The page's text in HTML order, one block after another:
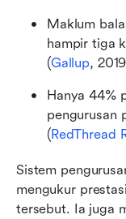
Maklum
hampir tiga
(Gallup,
Hanya 44%
pengurusan
(RedThread
Sistem
mengukur
tersebut. Ia juga